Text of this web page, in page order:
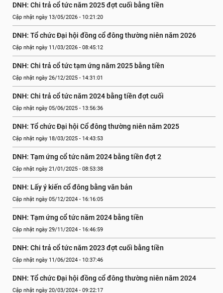
DNH: Chi trả cổ tức năm 2025 đợt cuối bằng tiền
Cập nhật ngày 13/05/2026 - 10:21:20
DNH: Tổ chức Đại hội đồng cổ đông thường niên năm 2026
Cập nhật ngày 11/03/2026 - 08:45:12
DNH: Chi trả cổ tức tạm ứng năm 2025 bằng tiền
Cập nhật ngày 26/12/2025 - 14:31:01
DNH: Chi trả cổ tức năm 2024 bằng tiền đợt cuối
Cập nhật ngày 05/06/2025 - 13:56:36
DNH: Tổ chức Đại hội Cổ đông thường niên năm 2025
Cập nhật ngày 18/03/2025 - 14:43:53
DNH: Tạm ứng cổ tức năm 2024 bằng tiền đợt 2
Cập nhật ngày 21/01/2025 - 08:53:38
DNH: Lấy ý kiến cổ đông bằng văn bản
Cập nhật ngày 05/12/2024 - 16:16:05
DNH: Tạm ứng cổ tức năm 2024 bằng tiền
Cập nhật ngày 29/11/2024 - 16:46:59
DNH: Chi trả cổ tức năm 2023 đợt cuối bằng tiền
Cập nhật ngày 11/06/2024 - 10:37:46
DNH: Tổ chức Đại hội đồng cổ đông thường niên năm 2024
Cập nhật ngày 20/03/2024 - 09:22:17